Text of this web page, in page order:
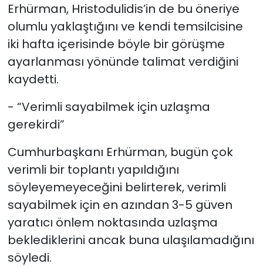
Erhürman, Hristodulidis’in de bu öneriye
olumlu yaklaştığını ve kendi temsilcisine
iki hafta içerisinde böyle bir görüşme
ayarlanması yönünde talimat verdiğini
kaydetti.
- “Verimli sayabilmek için uzlaşma
gerekirdi”
Cumhurbaşkanı Erhürman, bugün çok
verimli bir toplantı yapıldığını
söyleyemeyeceğini belirterek, verimli
sayabilmek için en azından 3-5 güven
yaratıcı önlem noktasında uzlaşma
beklediklerini ancak buna ulaşılamadığını
söyledi.